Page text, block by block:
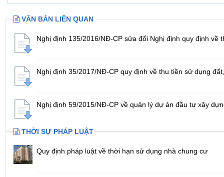
VĂN BẢN LIÊN QUAN
Nghị định 135/2016/NĐ-CP sửa đổi Nghị định quy định
Nghị định 35/2017/NĐ-CP quy định về thu tiền sử dụng
Nghị định 59/2015/NĐ-CP về quản lý dự án đầu tư xây
THỜI SỰ PHÁP LUẬT
Quy định pháp luật về thời hạn sử dụng nhà chung cư